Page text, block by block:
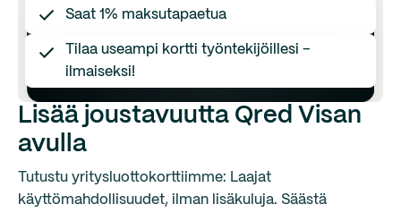
Saat 1% maksutapaetua
Tilaa useampi kortti työntekijöillesi –
ilmaiseksi!
Lisää joustavuutta Qred Visan
avulla
Tutustu yritysluottokorttiimme: Laajat
käyttömahdollisuudet, ilman lisäkuluja. Säästä